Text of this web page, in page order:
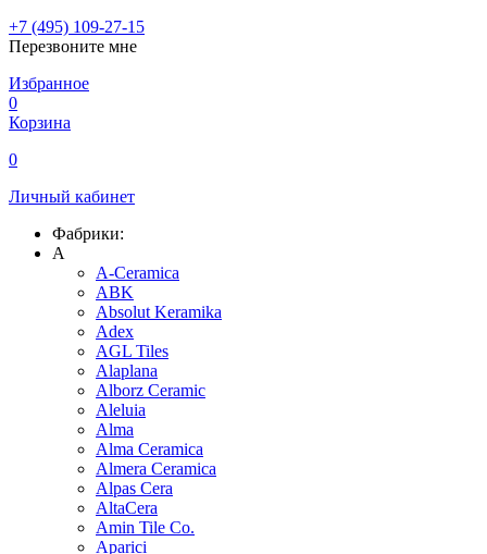
+7 (495) 109-27-15
Перезвоните мне
Избранное
0
Корзина
0
Личный кабинет
Фабрики:
A
A-Ceramica
ABK
Absolut Keramika
Adex
AGL Tiles
Alaplana
Alborz Ceramic
Aleluia
Alma
Alma Ceramica
Almera Ceramica
Alpas Cera
AltaCera
Amin Tile Co.
Aparici